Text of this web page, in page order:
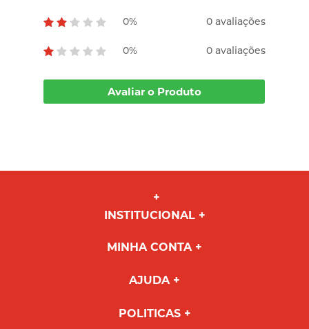
0% 0 avaliações
0% 0 avaliações
Avaliar o Produto
INSTITUCIONAL
MINHA CONTA
AJUDA
POLITICAS